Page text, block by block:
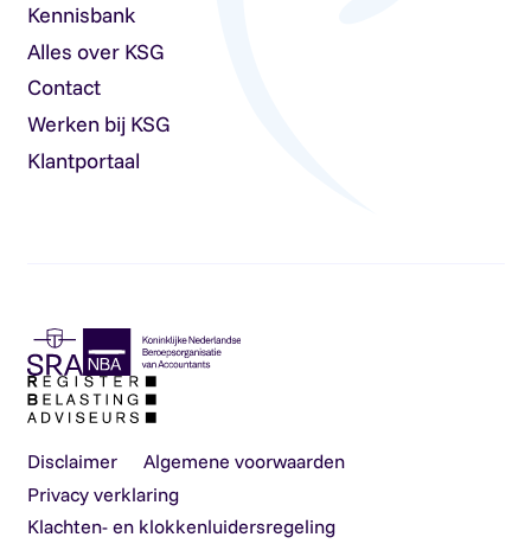
Kennisbank
Alles over KSG
Contact
Werken bij KSG
Klantportaal
Disclaimer
Algemene voorwaarden
Privacy verklaring
Klachten- en klokkenluidersregeling